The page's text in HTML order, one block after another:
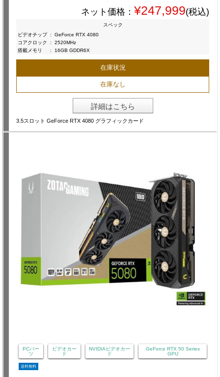
ネット価格： ¥247,999(税込)
スペック
ビデオチップ :
GeForce RTX 4080
コアクロック
:
2520MHz
搭載メモリ
: 16GB GDDR6X
在庫状況
在庫なし
詳細はこちら
3.5スロット GeForce RTX 4080 グラフィックカード
PCパー
ツ
ビデオカー
ド
NVIDIAビデオカー
ド
GeForce RTX 50 Series
GPU
送料無料